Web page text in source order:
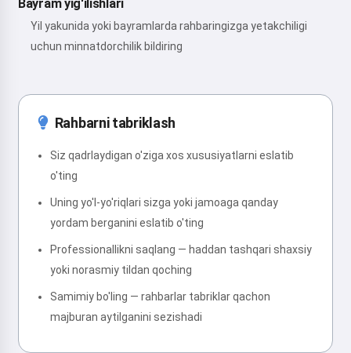
Bayram yig'ilishlari
Yil yakunida yoki bayramlarda rahbaringizga yetakchiligi
uchun minnatdorchilik bildiring
Rahbarni tabriklash
Siz qadrlaydigan o'ziga xos xususiyatlarni eslatib
o'ting
Uning yo'l-yo'riqlari sizga yoki jamoaga qanday
yordam berganini eslatib o'ting
Professionallikni saqlang — haddan tashqari shaxsiy
yoki norasmiy tildan qoching
Samimiy bo'ling — rahbarlar tabriklar qachon
majburan aytilganini sezishadi